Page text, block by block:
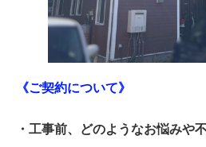
《ご契約について》
・工事前、どのようなお悩みや